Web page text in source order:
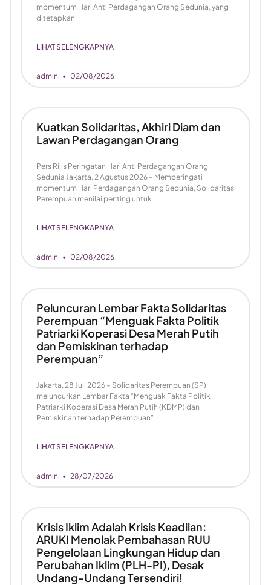
momentum Hari Anti Perdagangan Orang Sedunia, yang
ditetapkan
LIHAT SELENGKAPNYA
admin 02/08/2026
Kuatkan Solidaritas, Akhiri Diam dan
Lawan Perdagangan Orang
Pers Rilis Peringatan Hari Anti Perdagangan Orang
Sedunia Jakarta, 2 Agustus 2026 – Memperingati
momentum Hari Perdagangan Orang Sedunia, Solidaritas
Perempuan menilai penting untuk
LIHAT SELENGKAPNYA
admin 02/08/2026
Peluncuran Lembar Fakta Solidaritas
Perempuan “Menguak Fakta Politik
Patriarki Koperasi Desa Merah Putih
dan Pemiskinan terhadap
Perempuan”
Jakarta, 28 Juli 2026 – Solidaritas Perempuan (SP)
meluncurkan Lembar Fakta “Menguak Fakta Politik
Patriarki Koperasi Desa Merah Putih (KDMP) dan
Pemiskinan terhadap Perempuan”
LIHAT SELENGKAPNYA
admin 28/07/2026
Krisis Iklim Adalah Krisis Keadilan:
ARUKI Menolak Pembahasan RUU
Pengelolaan Lingkungan Hidup dan
Perubahan Iklim (PLH-PI), Desak
Undang-Undang Tersendiri!